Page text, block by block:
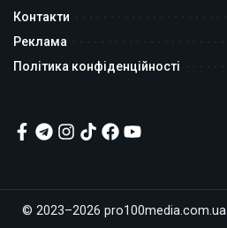
Контакти
Реклама
Політика конфіденційності
© 2023–2026 pro100media.com.ua